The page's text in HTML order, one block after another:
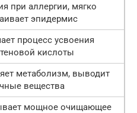
при аллергии, мягко
эпидермис
процесс усвоения
кислоты
метаболизм, выводит
вещества
мощное очищающее